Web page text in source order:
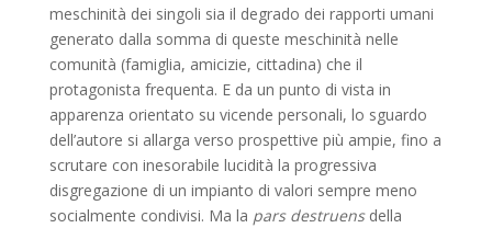
meschinità dei singoli sia il degrado dei rapporti umani
generato dalla somma di queste meschinità nelle
comunità (famiglia, amicizie, cittadina) che il
protagonista frequenta. E da un punto di vista in
apparenza orientato su vicende personali, lo sguardo
dell’autore si allarga verso prospettive più ampie, fino a
scrutare con inesorabile lucidità la progressiva
disgregazione di un impianto di valori sempre meno
socialmente condivisi. Ma la pars destruens della